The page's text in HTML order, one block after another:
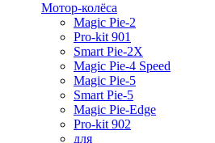
Мотор-колёса
Magic Pie-2
Pro-kit 901
Smart Pie-2X
Magic Pie-4 Speed
Magic Pie-5
Smart Pie-5
Magic Pie-Edge
Pro-kit 902
для